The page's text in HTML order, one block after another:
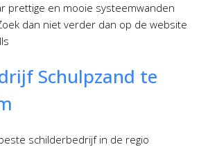
prettige en mooie systeemwanden
dan niet verder dan op de website
Schulpzand te
schilderbedrijf in de regio